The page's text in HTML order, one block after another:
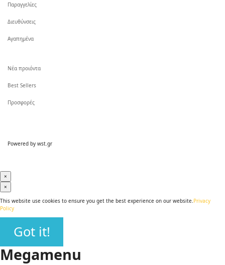
Παραγγελίες
Διευθύνσεις
Αγαπημένα
Νέα προιόντα
Best Sellers
Προσφορές
Powered by wst.gr
×
×
This website use cookies to ensure you get the best experience on our website. Privacy
Policy
Got it!
Megamenu